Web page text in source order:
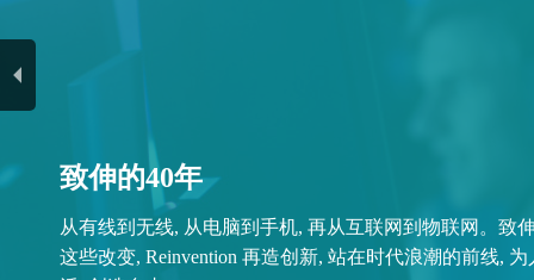
致伸的40年
从有线到无线, 从电脑到手机, 再从互联网到物联网。致
这些改变, Reinvention 再造创新, 站在时代浪潮的前线,
致伸整合视觉影像、声学和人机介
人们生活的每个细节。